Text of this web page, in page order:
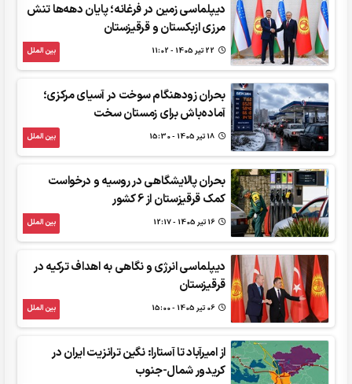
دیپلماسی زمین در فرغانه؛ پایان دهه‌ها تنش
مرزی ازبکستان و قرقیزستان
بین الملل
بحران زودهنگام سوخت در آسیای مرکزی؛
آماده‌باش برای زمستان سخت
بین الملل
بحران پالایشگاهی در روسیه و درخواست
کمک قرقیزستان از 6 کشور
بین الملل
دیپلماسی انرژی و نگاهی به اهداف ترکیه در
قرقیزستان
بین الملل
از امیرآباد تا آستارا: نگین ترانزیت ایران در
کریدور شمال-جنوب